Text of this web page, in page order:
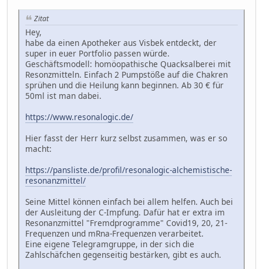
Zitat
Hey,
habe da einen Apotheker aus Visbek entdeckt, der
super in euer Portfolio passen würde.
Geschäftsmodell: homöopathische Quacksalberei mit
Resonzmitteln. Einfach 2 Pumpstöße auf die Chakren
sprühen und die Heilung kann beginnen. Ab 30 € für
50ml ist man dabei.
https://www.resonalogic.de/
Hier fasst der Herr kurz selbst zusammen, was er so
macht:
https://pansliste.de/profil/resonalogic-alchemistische-
resonanzmittel/
Seine Mittel können einfach bei allem helfen. Auch bei
der Ausleitung der C-Impfung. Dafür hat er extra im
Resonanzmittel "Fremdprogramme" Covid19, 20, 21-
Frequenzen und mRna-Frequenzen verarbeitet.
Eine eigene Telegramgruppe, in der sich die
Zahlschäfchen gegenseitig bestärken, gibt es auch.